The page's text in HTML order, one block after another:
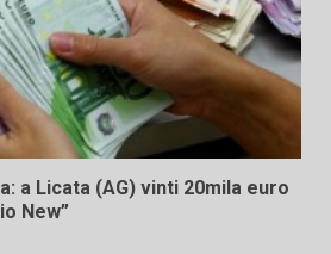
a Licata (AG) vinti 20mila euro
New”